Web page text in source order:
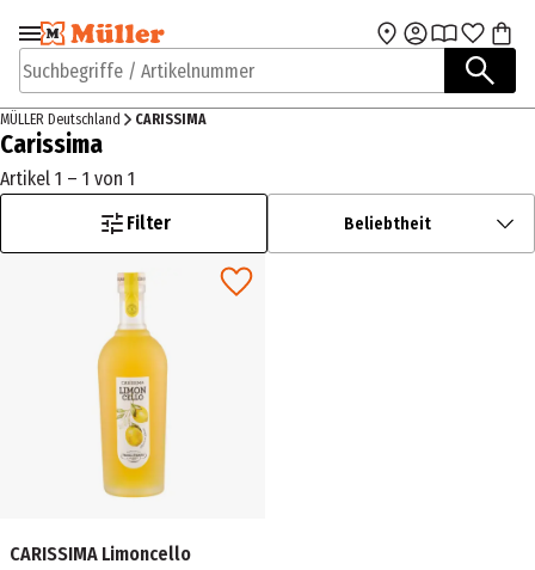
Zur Navigation
springen
Zum Hauptinhalt
Suchbegriffe / Artikelnummer
MÜLLER Deutschland CARISSIMA
Carissima
Artikel 1 – 1 von 1
Filter
Beliebtheit
CARISSIMA Limoncello